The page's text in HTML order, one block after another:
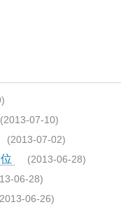
(2013-07-10)
(2013-07-02)
(2013-06-28)
06-28)
06-26)